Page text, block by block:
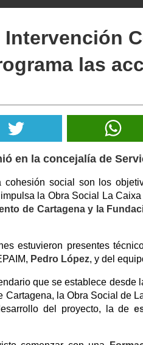
Intervención
las
en la concejalía de
cohesión social son los
la Obra Social La
de Cartagena y la
estuvieron presentes
Pedro López, y del
que se establece
Cartagena, la Obra Social de
del proyecto, la de